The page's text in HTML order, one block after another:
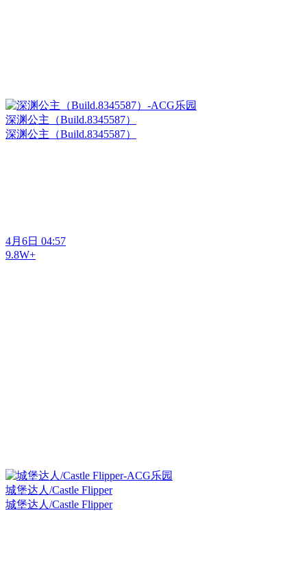
深渊公主（Build.8345587）
深渊公主（Build.8345587）
4月6日 04:57
9.8W+
城堡达人/Castle Flipper
城堡达人/Castle Flipper